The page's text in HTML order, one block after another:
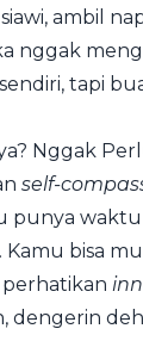
ambil
nggak
tapi
Nggak
self-
punya
bisa
perhatikan
dengerin